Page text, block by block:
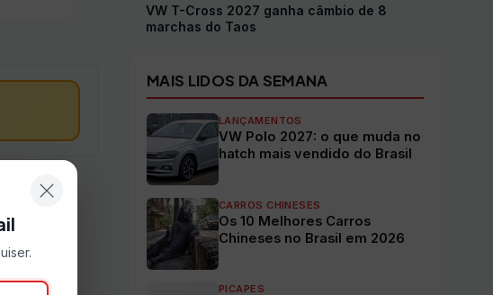
VW T-Cross 2027 ganha câmbio de 8
marchas do Taos
MAIS LIDOS DA SEMANA
LANÇAMENTOS
VW Polo 2027: o que muda no
hatch mais vendido do Brasil
CARROS CHINESES
Os 10 Melhores Carros
Chineses no Brasil em 2026
PICAPES